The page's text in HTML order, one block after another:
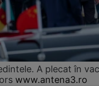
A plecat în
www.antena3.ro